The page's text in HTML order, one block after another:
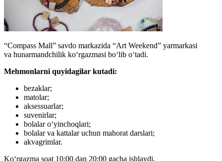
“Compass Mall” savdo markazida “Art Weekend” yarmarkasi
va hunarmandchilik ko‘rgazmasi bo‘lib o‘tadi.
Mehmonlarni quyidagilar kutadi:
bezaklar;
matolar;
aksessuarlar;
suvenirlar;
bolalar oʻyinchoqlari;
bolalar va kattalar uchun mahorat darslari;
akvagrimlar.
Ko‘rgazma soat 10:00 dan 20:00 gacha ishlaydi.